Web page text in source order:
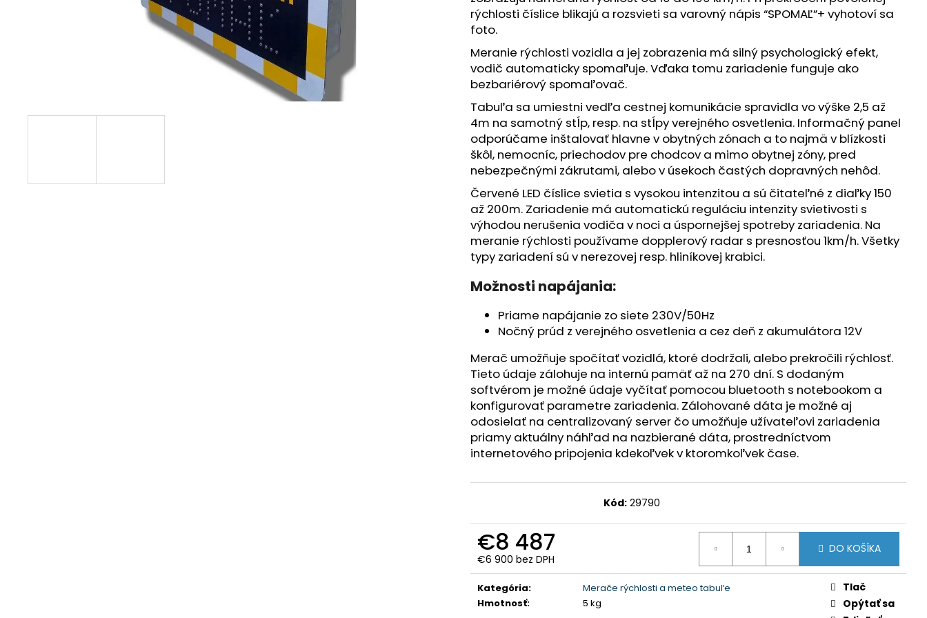
rýchlosti číslice blikajú a rozsvieti sa varovný nápis “SPOMAĽ”+ vyhotoví sa
foto.
Meranie rýchlosti vozidla a jej zobrazenia má silný psychologický efekt,
vodič automaticky spomaľuje. Vďaka tomu zariadenie funguje ako
bezbariérový spomaľovač.
Tabuľa sa umiestni vedľa cestnej komunikácie spravidla vo výške 2,5 až
4m na samotný stĺp, resp. na stĺpy verejného osvetlenia. Informačný panel
odporúčame inštalovať hlavne v obytných zónach a to najmä v blízkosti
škôl, nemocníc, priechodov pre chodcov a mimo obytnej zóny, pred
nebezpečnými zákrutami, alebo v úsekoch častých dopravných nehôd.
Červené LED číslice svietia s vysokou intenzitou a sú čitateľné z diaľky 150
až 200m. Zariadenie má automatickú reguláciu intenzity svietivosti s
výhodou nerušenia vodiča v noci a úspornejšej spotreby zariadenia. Na
meranie rýchlosti používame dopplerový radar s presnosťou 1km/h. Všetky
typy zariadení sú v nerezovej resp. hliníkovej krabici.
Možnosti napájania:
Priame napájanie zo siete 230V/50Hz
Nočný prúd z verejného osvetlenia a cez deň z akumulátora 12V
Merač umožňuje spočítať vozidlá, ktoré dodržali, alebo prekročili rýchlosť.
Tieto údaje zálohuje na internú pamäť až na 270 dní. S dodaným
softvérom je možné údaje vyčítať pomocou bluetooth s notebookom a
konfigurovať parametre zariadenia. Zálohované dáta je možné aj
odosielať na centralizovaný server čo umožňuje užívateľovi zariadenia
priamy aktuálny náhľad na nazbierané dáta, prostredníctvom
internetového pripojenia kdekoľvek v ktoromkoľvek čase.
Kód: 29790
€8 487
€6 900 bez DPH
Jednotková
cena:
DO KOŠÍKA
Kategória:
Merače rýchlosti a meteo tabuľe
Hmotnosť: 5 kg
Tlač
Opýtať sa
STOJAN S REKLAMOU
KÔŠ NA TRIEDENÝ ODPAD
€1 008,60
KÔŠ NA TRIEDENÝ ODPAD
€1 008,60